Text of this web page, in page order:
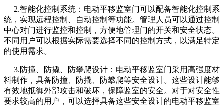
2.智能化控制系统：电动平移监室门可以配备智能化控制系
统，实现远程控制、自动控制等功能。管理人员可以通过控制
中心对门进行监控和控制，方便地管理门的开关和安全状态。
不同用户可以根据实际需要选择不同的控制方式，以满足特定
的使用需求。
3.防撞、防撬、防攀爬设计：电动平移监室门采用高强度材
料制作，具备防撞、防撬、防攀爬等安全设计。这些设计能够
有效地抵御外部攻击和破坏，保障监室的安全。对于对安全性
要求较高的用户，可以选择具备这些安全设计的电动平移监室